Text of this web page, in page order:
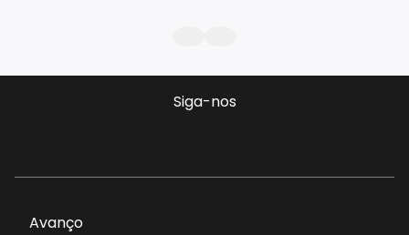
Siga-nos
Avanço